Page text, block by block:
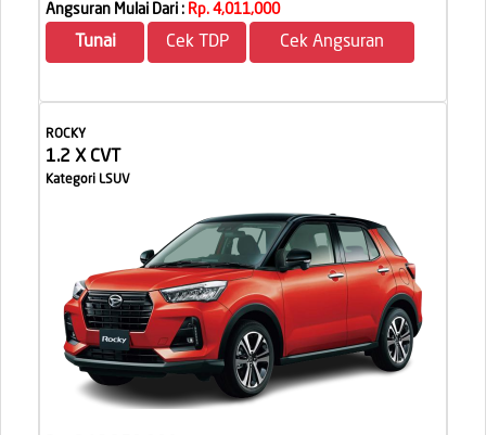
Angsuran Mulai Dari : Rp. 4,011,000
Tunai Cek TDP Cek Angsuran
ROCKY
1.2 X CVT
Kategori LSUV